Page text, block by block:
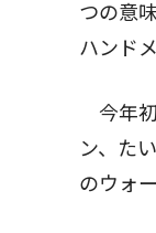
つの意
ハンド
今年初
ン、た
のウォ